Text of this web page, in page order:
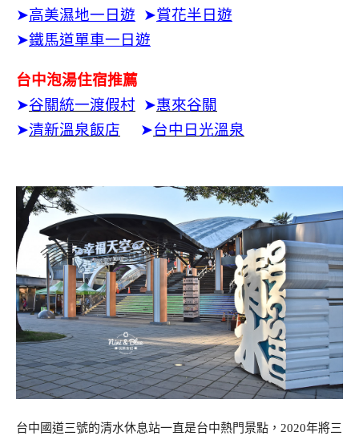
➤高美濕地一日遊 ➤賞花半日遊
➤鐵馬道單車一日遊
台中泡湯住宿推薦
➤谷關統一渡假村 ➤惠來谷關
➤清新溫泉飯店 ➤台中日光溫泉
台中國道三號的清水休息站一直是台中熱門景點，2020年將三